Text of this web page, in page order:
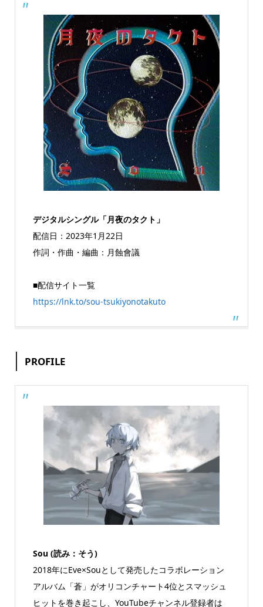
デジタルシングル「月夜のタクト」
配信日：2023年1月22日
作詞・作曲・編曲：月蝕會議
■配信サイト一覧
https://lnk.to/sou-tsukiyonotakuto
PROFILE
Sou (読み：そう)
2018年にEve×Souとして発売したコラボレーション
アルバム「蒼」がオリコンチャート4位とスマッシュ
ヒットを巻き起こし、YouTubeチャンネル登録者は